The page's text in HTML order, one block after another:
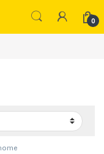
0